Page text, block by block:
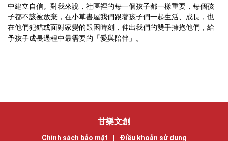
中建立自信。對我來說，社區裡的每一個孩子都一樣重要，每個孩
子都不該被放棄，在小草書屋我們跟著孩子們一起生活、成長，也
在他們犯錯或面對家變的艱困時刻，伸出我們的雙手擁抱他們，給
予孩子成長過程中最需要的「愛與陪伴」。
甘樂文創
Chính sách bảo mật Điều khoản sử dụng